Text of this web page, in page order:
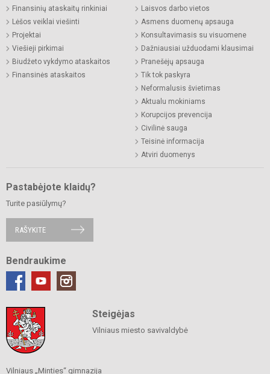
Finansinių ataskaitų rinkiniai
Lėšos veiklai viešinti
Projektai
Viešieji pirkimai
Biudžeto vykdymo ataskaitos
Finansinės ataskaitos
Laisvos darbo vietos
Asmens duomenų apsauga
Konsultavimasis su visuomene
Dažniausiai užduodami klausimai
Pranešėjų apsauga
Tik tok paskyra
Neformalusis švietimas
Aktualu mokiniams
Korupcijos prevencija
Civilinė sauga
Teisinė informacija
Atviri duomenys
Pastabėjote klaidų?
Turite pasiūlymų?
RAŠYKITE
Bendraukime
Steigėjas
Vilniaus miesto savivaldybė
Vilniaus „Minties“ gimnazija